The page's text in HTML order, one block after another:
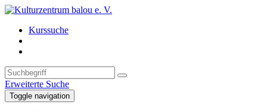
Kurssuche
Erweiterte Suche
Toggle navigation